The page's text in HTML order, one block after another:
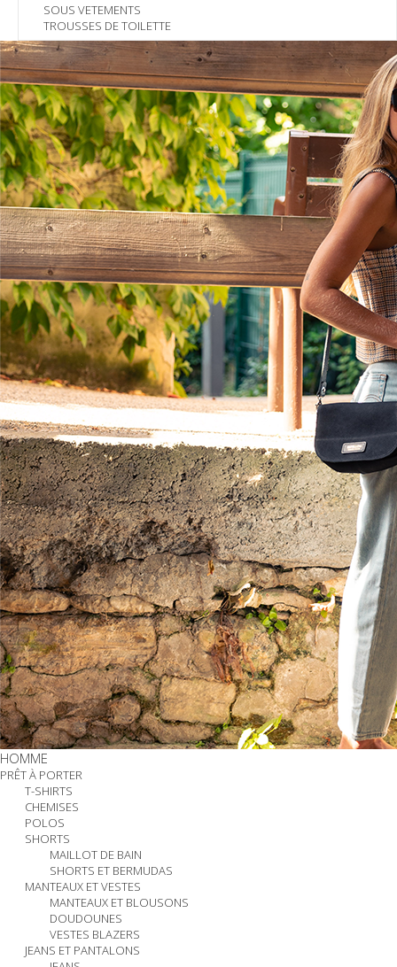
SOUS VETEMENTS
TROUSSES DE TOILETTE
HOMME
PRÊT À PORTER
T-SHIRTS
CHEMISES
POLOS
SHORTS
MAILLOT DE BAIN
SHORTS ET BERMUDAS
MANTEAUX ET VESTES
MANTEAUX ET BLOUSONS
DOUDOUNES
VESTES BLAZERS
JEANS ET PANTALONS